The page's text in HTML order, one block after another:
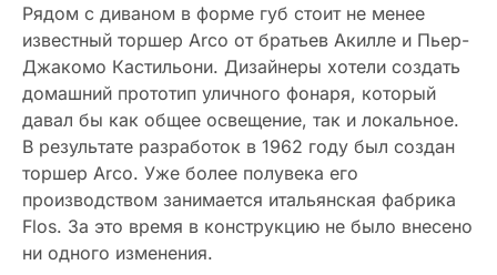
Рядом с диваном в форме губ стоит не менее
известный торшер Arco от братьев Акилле и Пьер-
Джакомо Кастильони. Дизайнеры хотели создать
домашний прототип уличного фонаря, который
давал бы как общее освещение, так и локальное.
В результате разработок в 1962 году был создан
торшер Arco. Уже более полувека его
производством занимается итальянская фабрика
Flos. За это время в конструкцию не было внесено
ни одного изменения.